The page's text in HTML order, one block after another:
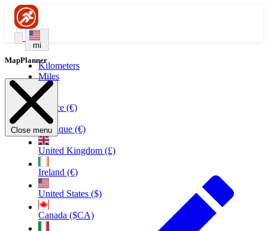
mi
Kilometers
Miles
France (€)
Belgique (€)
United Kingdom (£)
Ireland (€)
United States ($)
Canada ($CA)
MapPlanner
Close menu